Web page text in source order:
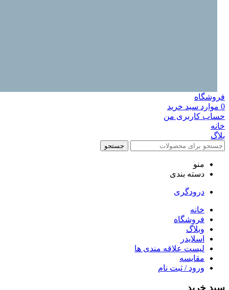
فروشگاه
0 موارد سبد خرید
حساب کاربری من
خانه
بلاگ
جستجو
منو
دسته بندی
درودگری
خانه
فروشگاه
وبلاگ
اسلایدر
لیست علاقه مندی ها
مقایسه
ورود / ثبت نام
سبد خرید